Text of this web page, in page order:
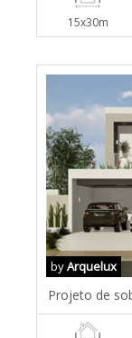
15x30m
byArquelux
Projeto de